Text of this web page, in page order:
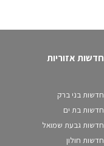
חדשות אזוריות
חדשות בני ברק
חדשות בת ים
חדשות גבעת שמואל
חדשות חולון